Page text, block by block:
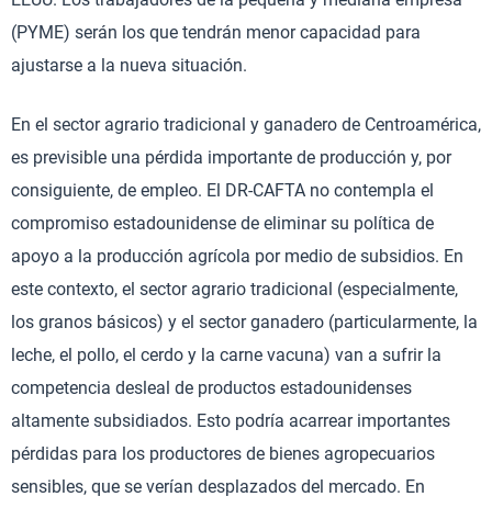
(PYME) serán los que tendrán menor capacidad para
ajustarse a la nueva situación.
En el sector agrario tradicional y ganadero de Centroamérica,
es previsible una pérdida importante de producción y, por
consiguiente, de empleo. El DR-CAFTA no contempla el
compromiso estadounidense de eliminar su política de
apoyo a la producción agrícola por medio de subsidios. En
este contexto, el sector agrario tradicional (especialmente,
los granos básicos) y el sector ganadero (particularmente, la
leche, el pollo, el cerdo y la carne vacuna) van a sufrir la
competencia desleal de productos estadounidenses
altamente subsidiados. Esto podría acarrear importantes
pérdidas para los productores de bienes agropecuarios
sensibles, que se verían desplazados del mercado. En